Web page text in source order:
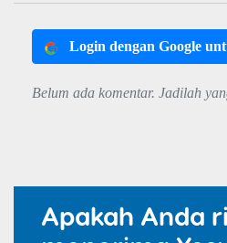
Login dengan Google
Belum ada komentar. Jadilah
Apakah Anda